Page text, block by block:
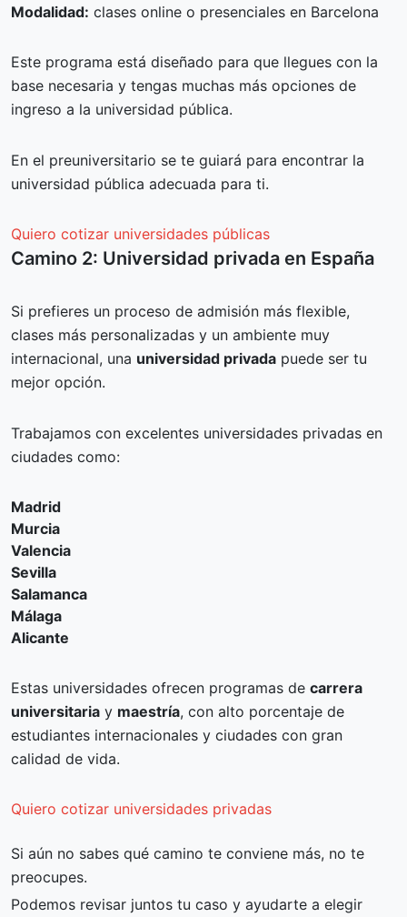
Modalidad: clases online o presenciales en Barcelona
Este programa está diseñado para que llegues con la
base necesaria y tengas muchas más opciones de
ingreso a la universidad pública.
En el preuniversitario se te guiará para encontrar la
universidad pública adecuada para ti.
Quiero cotizar universidades públicas
Camino 2: Universidad privada en España
Si prefieres un proceso de admisión más flexible,
clases más personalizadas y un ambiente muy
internacional, una universidad privada puede ser tu
mejor opción.
Trabajamos con excelentes universidades privadas en
ciudades como:
Madrid
Murcia
Valencia
Sevilla
Salamanca
Málaga
Alicante
Estas universidades ofrecen programas de carrera
universitaria y maestría, con alto porcentaje de
estudiantes internacionales y ciudades con gran
calidad de vida.
Quiero cotizar universidades privadas
Si aún no sabes qué camino te conviene más, no te
preocupes.
Podemos revisar juntos tu caso y ayudarte a elegir